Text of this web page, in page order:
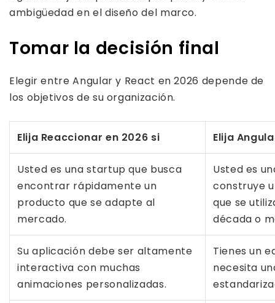
ambigüedad en el diseño del marco.
Tomar la decisión final
Elegir entre Angular y React en 2026 depende de
los objetivos de su organización.
Elija Reaccionar en 2026 si Elija
Usted es una startup que busca
encontrar rápidamente un
producto que se adapte al
mercado.
Usted es
construye
que se
década o
Su aplicación debe ser altamente
interactiva con muchas
animaciones personalizadas.
Tienes un
necesita